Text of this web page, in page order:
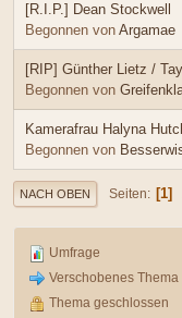
[R.I.P.] Dean Stockwell
Begonnen von Argamae
[RIP] Günther Lietz /
Begonnen von
Kamerafrau Halyna
Begonnen von
NACH OBEN Seiten 1
Umfrage
Verschobenes Thema
Thema geschlossen